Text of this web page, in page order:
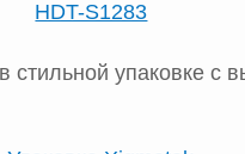
стильной упаковке с